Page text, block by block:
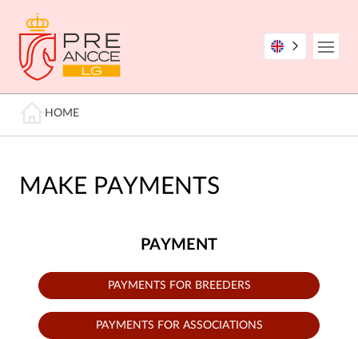
content
Breadcrumb
HOME
MAKE PAYMENTS
PAYMENT
PAYMENTS FOR BREEDERS
PAYMENTS FOR ASSOCIATIONS